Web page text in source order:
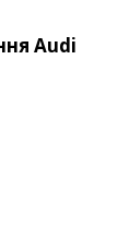
Audi